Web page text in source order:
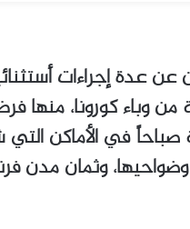
عن عدة إجراءات
من وباء كورونا، منها
صباحاً في الأماكن
وثمان مدن